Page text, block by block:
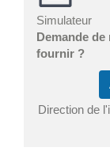
Simulateur
Demande
fournir ?
Direction de